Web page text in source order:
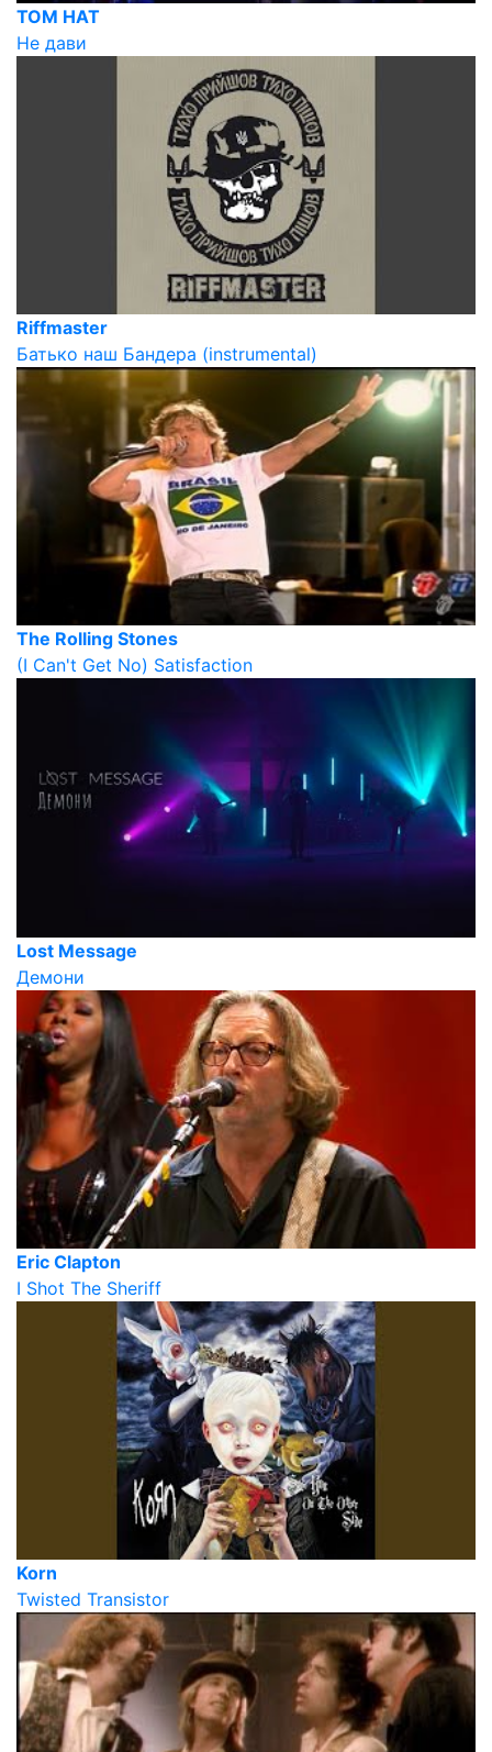
TOM HAT
Не дави
Riffmaster
Батько наш Бандера (instrumental)
The Rolling Stones
(I Can't Get No) Satisfaction
Lost Message
Демони
Eric Clapton
I Shot The Sheriff
Korn
Twisted Transistor